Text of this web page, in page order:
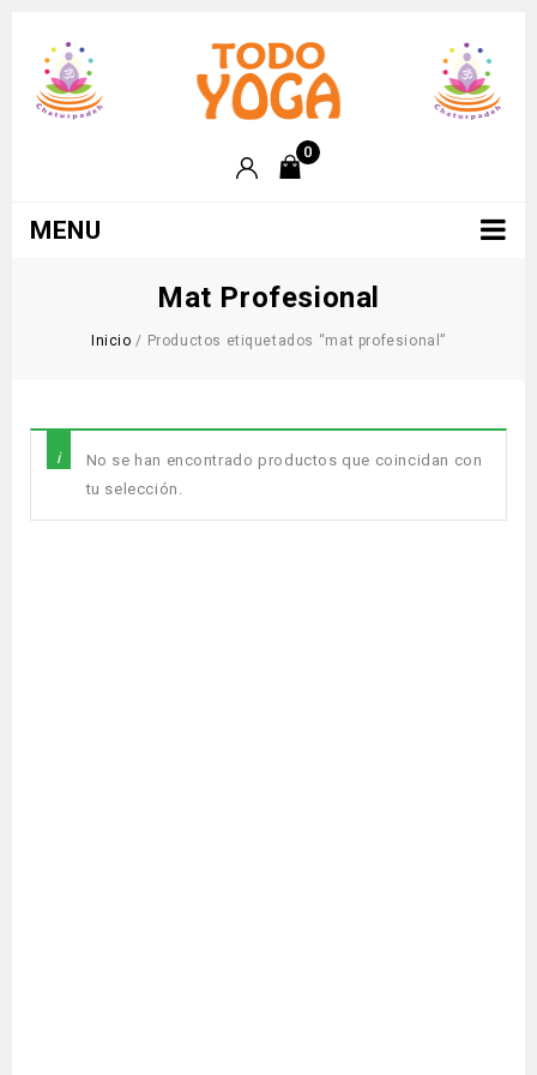
0
MENU
Mat Profesional
Inicio / Productos etiquetados “mat profesional”
No se han encontrado productos que coincidan con
tu selección.